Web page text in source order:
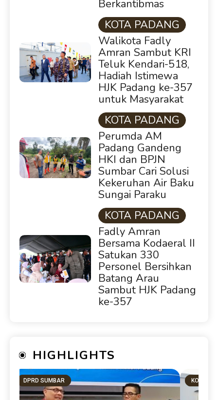
Berkantibmas
KOTA PADANG
Walikota Fadly
Amran Sambut KRI
Teluk Kendari-518,
Hadiah Istimewa
HJK Padang ke-357
untuk Masyarakat
KOTA PADANG
Perumda AM
Padang Gandeng
HKI dan BPJN
Sumbar Cari Solusi
Kekeruhan Air Baku
Sungai Paraku
KOTA PADANG
Fadly Amran
Bersama Kodaeral II
Satukan 330
Personel Bersihkan
Batang Arau
Sambut HJK Padang
ke-357
HIGHLIGHTS
DPRD SUMBAR KOTA